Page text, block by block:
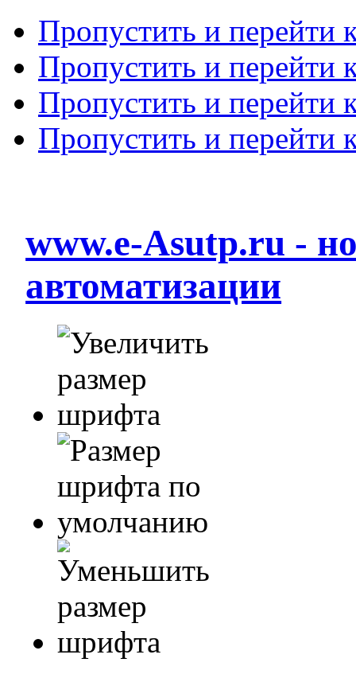
Пропустить и перейти
Пропустить и перейти
Пропустить и перейти
Пропустить и перейти
www.e-Asutp.ru -
автоматизации